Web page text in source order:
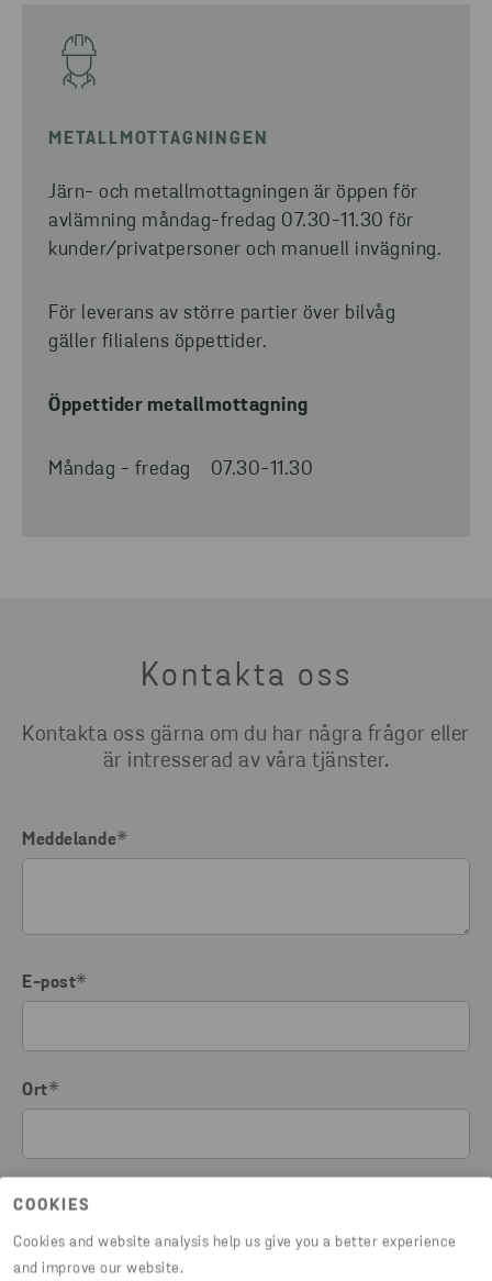
COOKIES
Cookies and website analysis help us give you a better experience
and improve our website.
METALLMOTTAGNINGEN
Järn- och metallmottagningen är öppen för
avlämning måndag-fredag 07.30-11.30 för
kunder/privatpersoner och manuell invägning.
För leverans av större partier över bilvåg
gäller filialens öppettider.
Öppettider metallmottagning
Måndag - fredag 07.30-11.30
Kontakta oss
Kontakta oss gärna om du har några frågor eller
är intresserad av våra tjänster.
Meddelande*
E-post*
Ort*
Telefonnummer